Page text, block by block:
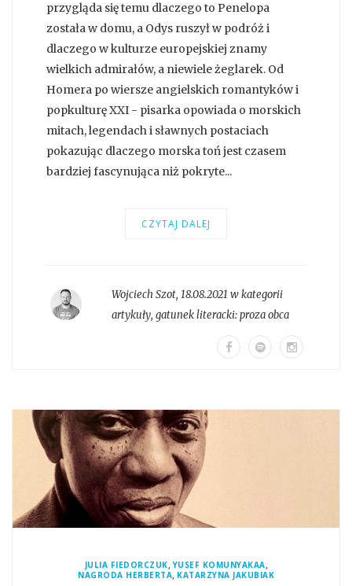
przygląda się temu dlaczego to Penelopa
została w domu, a Odys ruszył w podróż i
dlaczego w kulturze europejskiej znamy
wielkich admirałów, a niewiele żeglarek. Od
Homera po wiersze angielskich romantyków i
popkulturę XXI - pisarka opowiada o morskich
mitach, legendach i sławnych postaciach
pokazując dlaczego morska toń jest czasem
bardziej fascynująca niż pokryte...
CZYTAJ DALEJ
Wojciech Szot, 18.08.2021 w kategorii
artykuły, gatunek literacki:proza obca
JULIA FIEDORCZUK,YUSEF KOMUNYAKAA,
NAGRODA HERBERTA, KATARZYNA JAKUBIAK